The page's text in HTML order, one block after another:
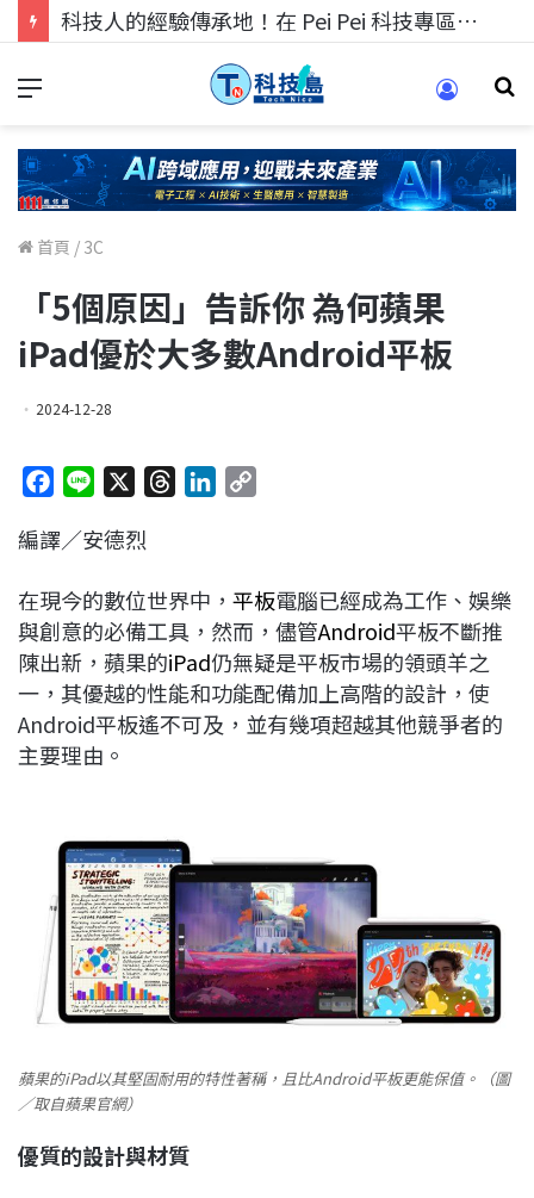
科技人的經驗傳承地！在 Pei Pei 科技專區，與學弟妹交流最硬核的技術
首頁 / 3C
「5個原因」告訴你 為何蘋果
iPad優於大多數Android平板
2024-12-28
c
b
o
o
k
n
a
d
s
e
d
I
n
L
n
k
編譯／安德烈
在現今的數位世界中， 平板電腦已經成為工作、娛樂
與創意的必備工具，然而，儘管Android平板不斷推
陳出新，蘋果的iPad仍無疑是平板市場的領頭羊之
一，其優越的性能和功能配備加上高階的設計，使
Android平板遙不可及，並有幾項超越其他競爭者的
主要理由。
蘋果的iPad以其堅固耐用的特性著稱，且比Android平板更能保值。（圖
／取自蘋果官網）
優質的設計與材質